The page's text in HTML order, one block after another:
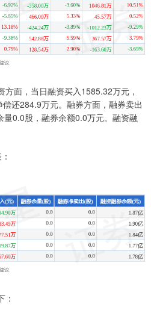
面，当日融资买入1585.32万元，
还284.9万元。融券方面，融券卖出
0.0股，融券余额0.0万元。融资融
：